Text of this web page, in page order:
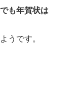
も年賀状は
うです。